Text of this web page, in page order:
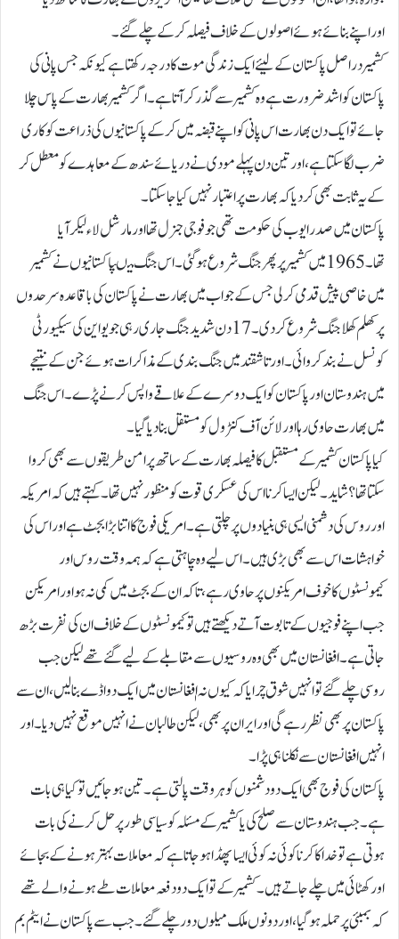
اوراپنے بنائے ہوئے اصولوں کے خلاف فیصلہ کر کے چلے گئے۔
کشمیر در اصل پاکستان کے لیئے ایک زندگی موت کا درجہ رکھتا ہے کیونکہ جس پانی کی
پاکستان کو اشد ضرورت ہے وہ کشمیر سے گذر کر آتا ہے۔ اگر کشمیر بھارت کے پاس چلا
جائے تو ایک دن بھارت اس پانی کو اپنے قبضہ میں کر کے پاکستانیوں کی ذراعت کو کاری
ضرب لگا سکتا ہے، اور تین دن پہلے مودی نے دریائے سندھ کے معاہدے کو معطل کر
کے یہ ثابت بھی کر دیا کہ بھارت پر اعتبار نہیں کیا جا سکتا۔
پاکستان میں صدر ایوب کی حکومت تھی جو فوجی جنرل تھا اور مارشل لاء لیکر آیا
تھا۔ 1965میں کشمیر پر پھر جنگ شروع ہو گئی۔اس جنگ میںپاکستانیوں نے کشمیر
میں خاصی پیش قدمی کر لی جس کے جواب میں بھارت نے پاکستان کی باقاعدہ سرحدوں
پر کھلم کھلا جنگ شروع کر دی۔17 دن شدید جنگ جاری رہی جو یو این کی سیکیورٹی
کونسل نے بند کروائی۔ اور تاشقند میں جنگ بندی کے مذاکرات ہوئے جن کے نتیجے
میں ہندوستان اور پاکستان کو ایک دوسرے کے علاقے واپس کرنے پڑے۔ اس جنگ
میں بھارت حاوی رہا اور لائن آف کنٹرول کو مستقل بنا دیا گیا۔
کیا پاکستان کشمیر کے مستقبل کا فیصلہ بھارت کے ساتھ پر امن طریقوں سے بھی کروا
سکتا تھا؟ شاید۔ لیکن ایسا کرنا اس کی عسکری قوت کو منظور نہیں تھا۔کہتے ہیں کہ امریکہ
اور روس کی دشمنی ایسی ہی بنیادوں پر چلتی ہے۔ امریکی فوج کا اتنا بڑا بجٹ ہے اور اس کی
خواہشات اس سے بھی بڑی ہیں۔ اس لیے وہ چاہتی ہے کہ ہمہ وقت روس اور
کیمونسٹوں کا خوف امریکنوں پر حاوی رہے، تا کہ ان کے بجٹ میں کمی نہ ہو اور امریکن
جب اپنے فوجیوں کے تابوت آتے دیکھتے ہیں تو کیمونسٹوں کے خلاف ان کی نفرت بڑھ
جاتی ہے۔ افغانستان میں بھی وہ روسیوں سے مقابلے کے لیے گئے تھے لیکن جب
روسی چلے گئے تو انہیں شوق چر ایا کہ کیوں نہ اٖفغانستان میں ایک دو اڈے بنا لیں، ان سے
پاکستان پر بھی نظر رہے گی اور ایران پر بھی، لیکن طالبان نے انہیں موقع نہیں دیا۔اور
انہیں افغانستان سے نکلنا ہی پڑا۔
پاکستان کی فوج بھی ایک دو دشمنوں کو ہر وقت پالتی ہے۔ تین ہو جائیں تو کیا ہی بات
ہے۔ جب ہندوستان سے صلح کی یا کشمیر کے مسئلہ کو سیاسی طور پر حل کرنے کی بات
ہوتی ہے تو خدا کا کرنا کوئی نہ کوئی ایسا پھڈا ہو جاتا ہے کہ معاملات بہتر ہونے کے بجائے
اور کھٹائی میں چلے جاتے ہیں۔ کشمیر کے تو ایک دو دفعہ معاملات طے ہونے والے تھے
کہ بمبئی پر حملہ ہو گیا، اور دونوں ملک میلوں دور چلے گئے۔جب سے پاکستان نے ایٹم بم